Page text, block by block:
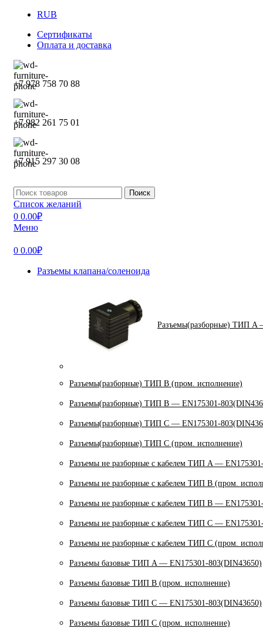
RUB
Сертификаты
Оплата и доставка
+7 978 758 70 88
+7 982 261 75 01
+7 915 297 30 08
Поиск
Список желаний
0 0.00₽
Меню
0 0.00₽
Разъемы клапана/соленоида
Разъемы(разборные) ТИП A
Разъемы(разборные) ТИП В (пром. исполнение)
Разъемы(разборные) ТИП B — EN175301-
Разъемы(разборные) ТИП C — EN175301-
Разъемы(разборные) ТИП С (пром. исполнение)
Разъемы не разборные с кабелем ТИП A —
Разъемы не разборные с кабелем ТИП B (пром.
Разъемы не разборные с кабелем ТИП B —
Разъемы не разборные с кабелем ТИП C —
Разъемы не разборные с кабелем ТИП C (пром.
Разъемы базовые ТИП A — EN175301-803(DIN43650)
Разъемы базовые ТИП В (пром. исполнение)
Разъемы базовые ТИП C — EN175301-803(DIN43650)
Разъемы базовые ТИП C (пром. исполнение)